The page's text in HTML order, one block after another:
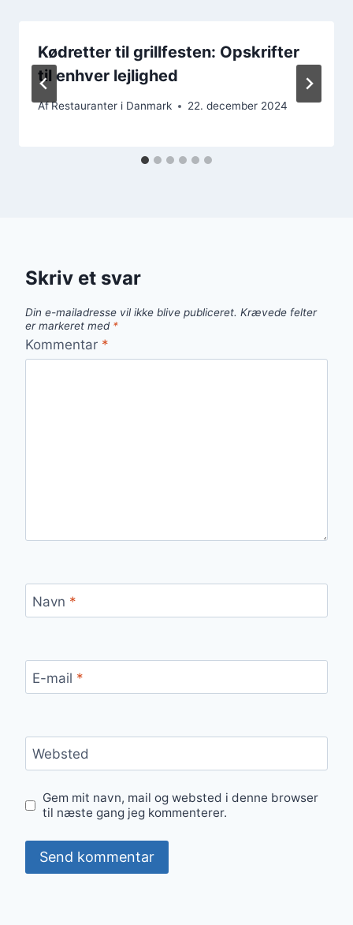
Kødretter til grillfesten: Opskrifter
til enhver lejlighed
AfRestauranter i Danmark 22. december 2024
Skriv et svar
Din e-mailadresse vil ikke blive publiceret. Krævede felter
er markeret med *
Kommentar *
Navn *
E-mail *
Websted
Gem mit navn, mail og websted i denne browser
til næste gang jeg kommenterer.